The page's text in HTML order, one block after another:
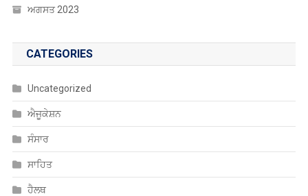
ਅਗਸਤ 2023
CATEGORIES
Uncategorized
ਐਜੂਕੇਸ਼ਨ
ਸੰਸਾਰ
ਸਾਹਿਤ
ਹੈਲਥ